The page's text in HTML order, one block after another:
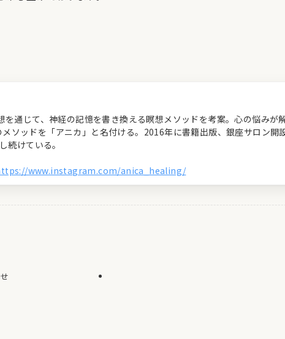
を通じて、神経の記憶を書き換える瞑想メソッドを考案。心の悩みが
ソッドを「アニカ」と名付ける。2016年に書籍出版、銀座サロン開
続けている。
www.instagram.com/anica_healing/